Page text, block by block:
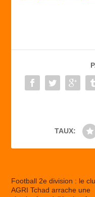
b
o
o
d
o
n
TAUX:
Football 2e division : le
AGRI Tchad arrache une